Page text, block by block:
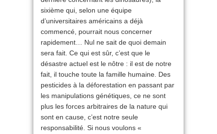
sixième qui, selon une équipe
d’universitaires américains a déjà
commencé, pourrait nous concerner
rapidement… Nul ne sait de quoi demain
sera fait. Ce qui est sûr, c’est que le
désastre actuel est le nôtre : il est de notre
fait, il touche toute la famille humaine. Des
pesticides à la déforestation en passant par
les manipulations génétiques, ce ne sont
plus les forces arbitraires de la nature qui
sont en cause, c’est notre seule
responsabilité. Si nous voulons «